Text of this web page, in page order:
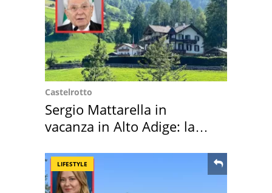
Castelrotto
Sergio Mattarella in
vacanza in Alto Adige: la
LIFESTYLE